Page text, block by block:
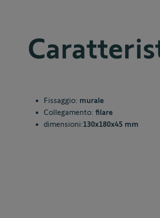
Fissaggio: murale
Collegamento: filare
dimensioni:130x180x45 mm